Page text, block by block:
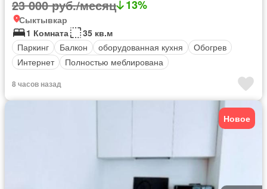
23 000 руб./месяц 13%
Сыктывкар
1 Комната
35 кв.м
Паркинг
Балкон оборудованная кухня
Обогрев
Интернет
Полностью меблирована
8 часов назад
Новое